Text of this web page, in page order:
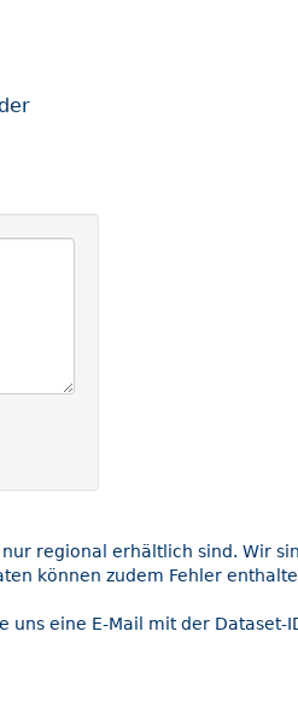
regional erhältlich sind. Wir
können zudem Fehler
uns eine E-Mail mit der Dataset-